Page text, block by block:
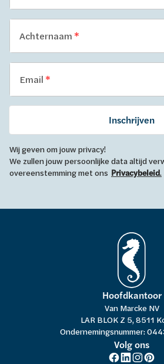
Achternaam
Email
Inschrijven
Wij geven om jouw privacy!
We zullen jouw persoonlijke data altijd
overeenstemming met ons Privacybeleid.
Hoofdkantoor
Van Marcke NV
LAR BLOK Z 5, 8511
Ondernemingsnummer:
Volg ons